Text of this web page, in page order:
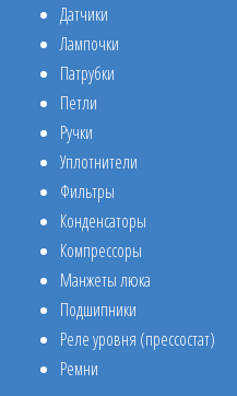
Датчики
Лампочки
Патрубки
Петли
Ручки
Уплотнители
Фильтры
Конденсаторы
Компрессоры
Манжеты люка
Подшипники
Реле уровня (прессостат)
Ремни